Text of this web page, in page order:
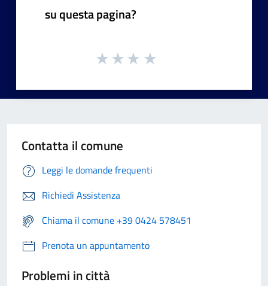
su questa pagina?
Contatta il comune
Leggi le domande frequenti
Richiedi Assistenza
Chiama il comune +39 0424 578451
Prenota un appuntamento
Problemi in città